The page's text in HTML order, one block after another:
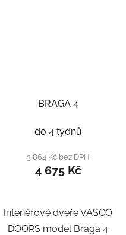
BRAGA 4
do 4 týdnů
3 864 Kč bez DPH
4 675 Kč
Interiérové dveře VASCO
DOORS model Braga 4